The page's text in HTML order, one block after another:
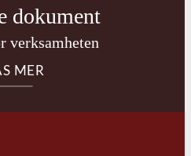
dokument
verksamheten
MER